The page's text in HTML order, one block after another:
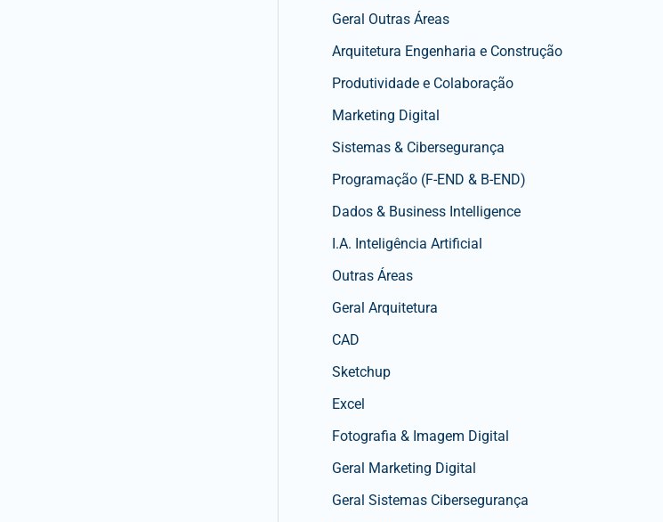
Geral Outras Áreas
Arquitetura Engenharia e Construção
Produtividade e Colaboração
Marketing Digital
Sistemas & Cibersegurança
Programação (F-END & B-END)
Dados & Business Intelligence
I.A. Inteligência Artificial
Outras Áreas
Geral Arquitetura
CAD
Sketchup
Excel
Fotografia & Imagem Digital
Geral Marketing Digital
Geral Sistemas Cibersegurança